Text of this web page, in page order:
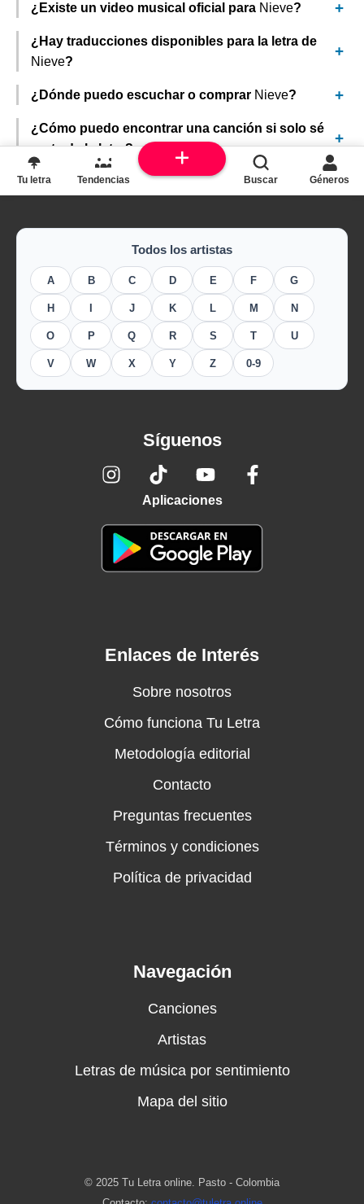
¿Existe un video musical oficial para Nieve?
¿Hay traducciones disponibles para la letra de
Nieve?
¿Dónde puedo escuchar o comprar Nieve?
¿Cómo puedo encontrar una canción si solo sé
parte de la letra?
Todos los artistas
A B C D E F G
H J K L M N
O P Q R S T U
V W X Y Z 0-9
Síguenos
Aplicaciones
Enlaces de Interés
Sobre nosotros
Cómo funciona Tu Letra
Metodología editorial
Contacto
Preguntas frecuentes
Términos y condiciones
Política de privacidad
Navegación
Canciones
Artistas
Letras de música por sentimiento
Mapa del sitio
© 2025 Tu Letra online. Pasto - Colombia
Tu letra Tendencias Buscar Géneros